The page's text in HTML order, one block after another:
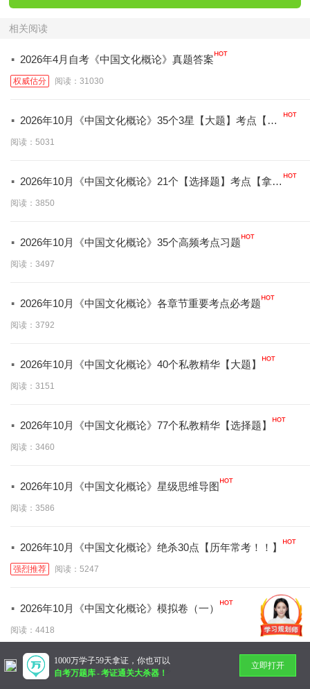
相关阅读
· 2026年4月自考《中国文化概论》真题答案
权威估分 阅读：31030
· 2026年10月《中国文化概论》35个3星【大题】考点【拿
分必背】
阅读：5031
· 2026年10月《中国文化概论》21个【选择题】考点【拿分
必学】
阅读：3850
· 2026年10月《中国文化概论》35个高频考点习题
阅读：3497
· 2026年10月《中国文化概论》各章节重要考点必考题
阅读：3792
· 2026年10月《中国文化概论》40个私教精华【大题】
阅读：3151
· 2026年10月《中国文化概论》77个私教精华【选择题】
阅读：3460
· 2026年10月《中国文化概论》星级思维导图
阅读：3586
· 2026年10月《中国文化概论》绝杀30点【历年常考！！】
强烈推荐 阅读：5247
· 2026年10月《中国文化概论》模拟卷（一）
阅读：4418
暂无更多
1000万学子59天拿证，你也可以
自考万题库-考证通关大杀器！
立即打开